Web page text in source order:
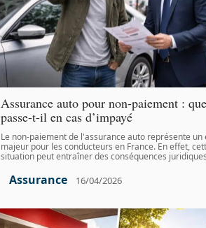
Assurance auto pour non-paiement :
passe-t-il en cas d’impayé
Le non-paiement de l'assurance auto représente un
majeur pour les conducteurs en France. En effet,
situation peut entraîner des conséquences
Assurance 16/04/2026